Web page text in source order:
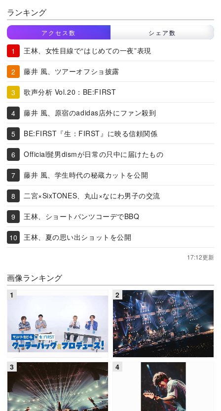
ランキング
アクセス数 シェア数
王林、女性目線で“はじめての一夜”表現
藤井 風、ツアーオフショ披露
歌声分析 Vol.20：BE:FIRST
藤井 風、原宿のadidas店外にファン殺到
BE:FIRST『生：FIRST』に映る信頼関係
Official髭男dismが日常の只中に届けたもの
藤井 風、学生時代の秘蔵カットを公開
二宮×SixTONES、丸山×なにわ男子の交流
王林、ショートパンツコーデでBBQ
王林、夏の思い出ショットを公開
17:12更新
画像ランキング